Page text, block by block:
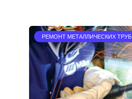
РЕМОНТ МЕТАЛЛИЧЕСКИХ ТРУБ